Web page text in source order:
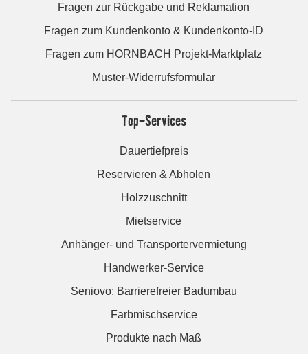
Fragen zur Rückgabe und Reklamation
Fragen zum Kundenkonto & Kundenkonto-ID
Fragen zum HORNBACH Projekt-Marktplatz
Muster-Widerrufsformular
Top-Services
Dauertiefpreis
Reservieren & Abholen
Holzzuschnitt
Mietservice
Anhänger- und Transportervermietung
Handwerker-Service
Seniovo: Barrierefreier Badumbau
Farbmischservice
Produkte nach Maß